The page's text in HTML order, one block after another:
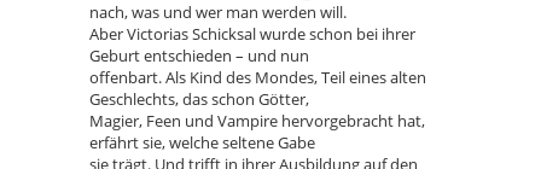
nach, was und wer man werden will.
Aber Victorias Schicksal wurde schon bei ihrer
Geburt entschieden – und nun
offenbart. Als Kind des Mondes, Teil eines alten
Geschlechts, das schon Götter,
Magier, Feen und Vampire hervorgebracht hat,
erfährt sie, welche seltene Gabe
sie trägt. Und trifft in ihrer Ausbildung auf den